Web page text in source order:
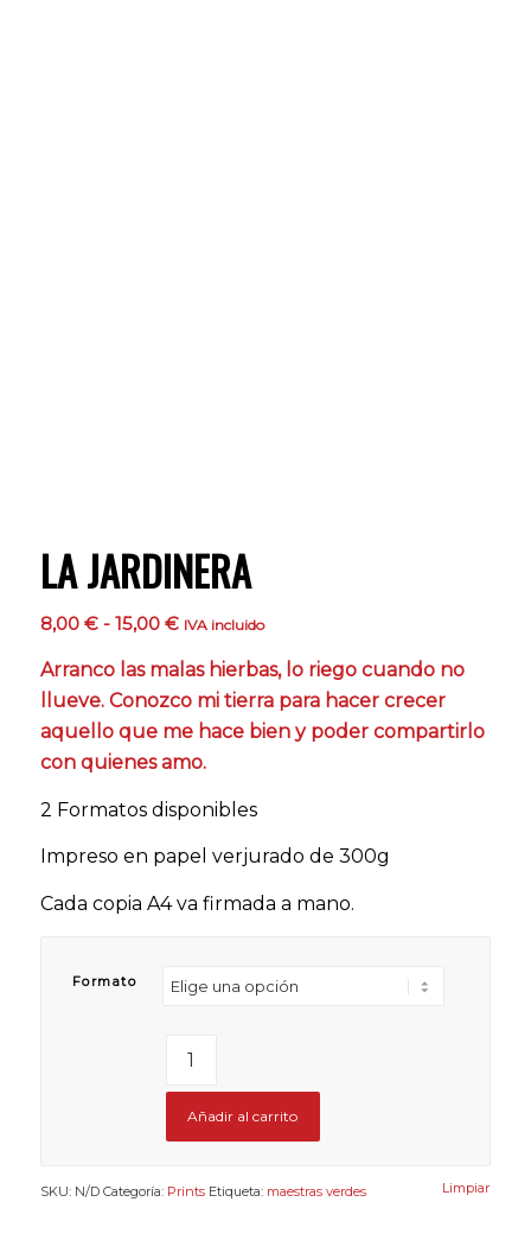
LA JARDINERA
8,00 € - 15,00 €Rango
precios:
desde
8,00 €
hasta
IVA incluido
Arranco las malas hierbas, lo riego cuando no
llueve. Conozco mi tierra para hacer crecer
aquello que me hace bien y poder compartirlo
con quienes amo.
2 Formatos disponibles
Impreso en papel verjurado de 300g
Cada copia A4 va firmada a mano.
Formato
Limpiar
Añadir al carrito
SKU: N/D Categoría: Prints Etiqueta: maestras verdes